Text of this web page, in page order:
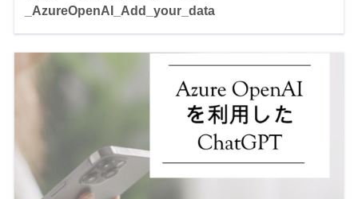
_AzureOpenAI_Add_your_data